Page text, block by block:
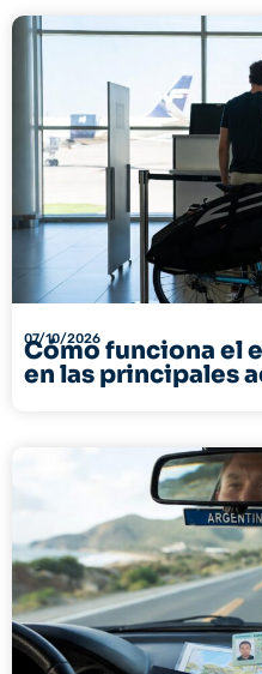
07/10/2026
Cómo funciona el
en las principales